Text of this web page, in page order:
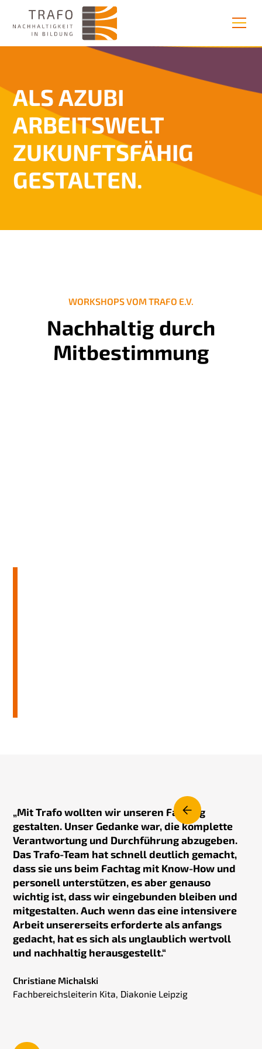
ALSAZUBI
ARBEITSWELT
ZUKUNFTSFÄHIG
GESTALTEN.
WORKSHOPS VOM TRAFO E.V.
Nachhaltig durch
Mitbestimmung
„Mit Trafo wollten wir unseren Fachtag
gestalten. Unser Gedanke war, die komplette
Verantwortung und Durchführung abzugeben.
Das Trafo-Team hat schnell deutlich gemacht,
dass sie uns beim Fachtag mit Know-How und
personell unterstützen, es aber genauso
wichtig ist, dass wir eingebunden bleiben und
mitgestalten. Auch wenn das eine intensivere
Arbeit unsererseits erforderte als anfangs
gedacht, hat es sich als unglaublich wertvoll
und nachhaltig herausgestellt.“
Christiane Michalski
Fachbereichsleiterin Kita, Diakonie Leipzig